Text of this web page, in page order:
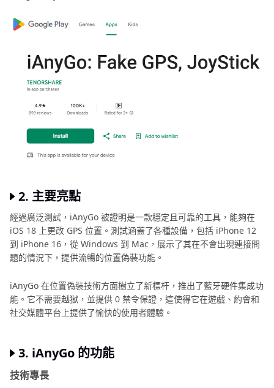
2. 主要亮點
經過廣泛測試，iAnyGo 被證明是一款穩定且可靠的工具，能夠在
iOS 18 上更改 GPS 位置。測試涵蓋了各種設備，包括 iPhone 12
到 iPhone 16，從 Windows 到 Mac，展示了其在不會出現連接問
題的情況下，提供流暢的位置偽裝功能。
iAnyGo 在位置偽裝技術方面樹立了新標杆，推出了藍牙硬件集成功
能。它不需要越獄，並提供 0 禁令保證，這使得它在遊戲、約會和
社交媒體平台上提供了愉快的使用者體驗。
3. iAnyGo 的功能
技術專長